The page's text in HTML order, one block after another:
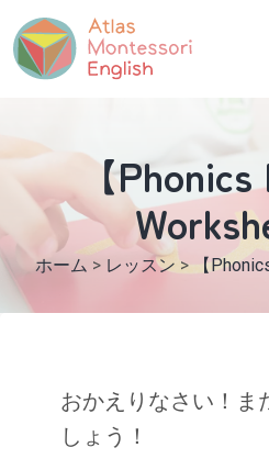
【Phonics
ホーム > レッスン > 【
おかえりなさい！ま
しょう！